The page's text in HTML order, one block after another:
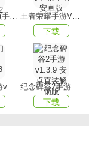
完成每一次挑
的敌人，赢得丰
QQ炫舞手游(手机跳舞手游)v2.6.2 安卓版 王者荣耀手游V1.45.1.11 安卓版
下载
龙族幻想手游v1.3.148 安卓版 纪念碑谷2手游v1.3.9 安卓直装解锁版
下载